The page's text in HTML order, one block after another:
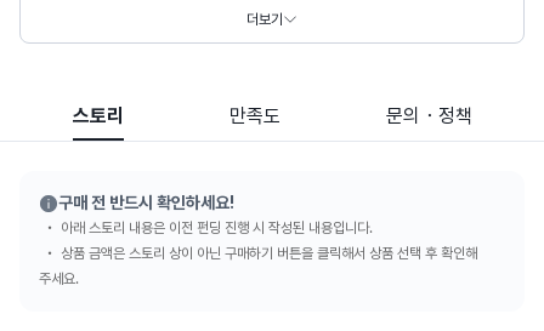
더보기
스토리 만족도 문의・정책
구매 전 반드시 확인하세요!
아래 스토리 내용은 이전 펀딩 진행 시 작성된 내용입니다.
상품 금액은 스토리 상이 아닌 구매하기 버튼을 클릭해서 상품 선택 후 확인해
주세요.